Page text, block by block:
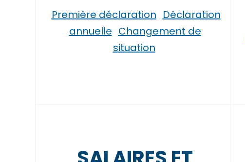
Première déclaration Déclaration
annuelle Changement de
situation